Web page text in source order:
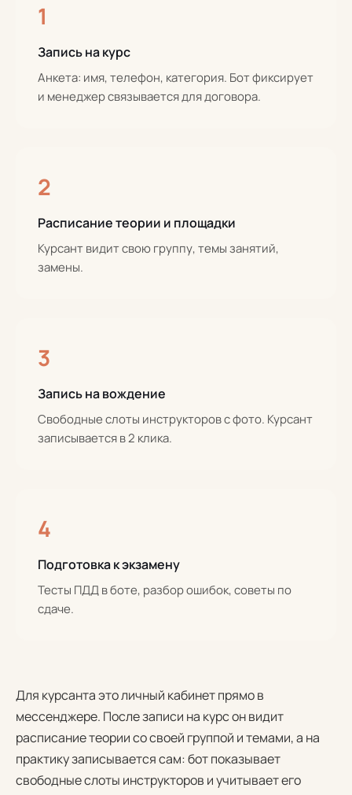
1
Запись на курс
Анкета: имя, телефон, категория. Бот фиксирует
и менеджер связывается для договора.
2
Расписание теории и площадки
Курсант видит свою группу, темы занятий,
замены.
3
Запись на вождение
Свободные слоты инструкторов с фото. Курсант
записывается в 2 клика.
4
Подготовка к экзамену
Тесты ПДД в боте, разбор ошибок, советы по
сдаче.
Для курсанта это личный кабинет прямо в
мессенджере. После записи на курс он видит
расписание теории со своей группой и темами, а на
практику записывается сам: бот показывает
свободные слоты инструкторов и учитывает его